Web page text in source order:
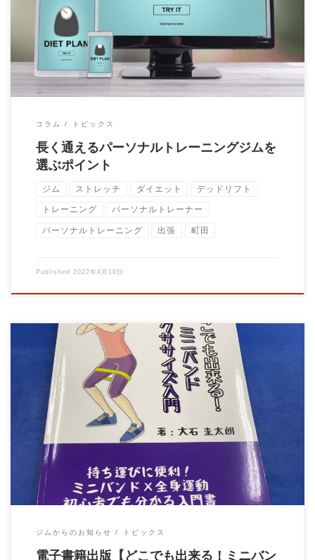
思います。 コミュニケーションを積み重ねる […]
コラム トピックス
長く通えるパーソナルトレーニングジムを
選ぶポイント
ジム ストレッチ ダイエット デッドリフト
トレーニング パーソナルトレーナー
パーソナルトレーニング 出張 町田
Published 2022年4月19日
トレーナー大石圭太朗の自著が出版されました。 普段、指導で
お伝えしたい事をまとめております。 Ama […]
ジムからのお知らせ トピックス
電子書籍出版【どこでも出来る！ミニバン